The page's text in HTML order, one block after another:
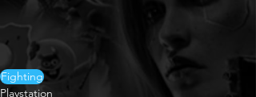
Fighting
Playstation